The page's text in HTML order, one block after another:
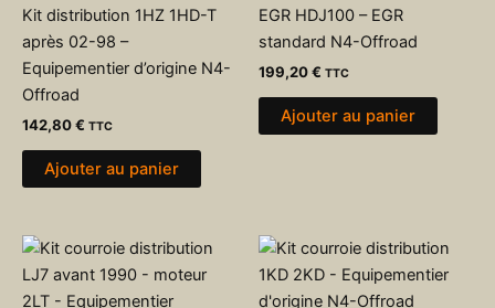
Kit distribution 1HZ 1HD-T
après 02-98 –
Equipementier d’origine N4-
Offroad
142,80€ TTC
Ajouter au panier
EGR HDJ100 – EGR
standard N4-Offroad
199,20€ TTC
Ajouter au panier